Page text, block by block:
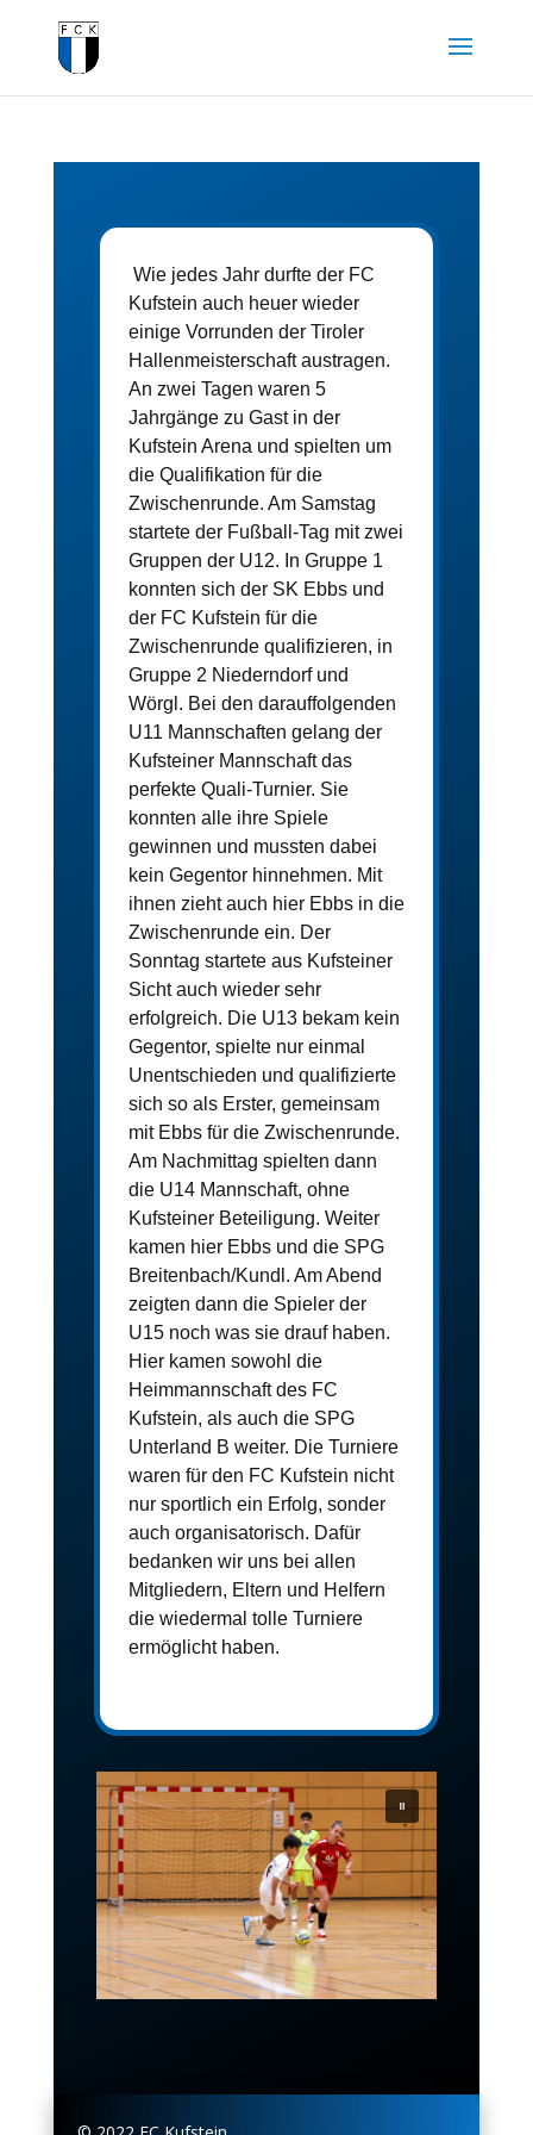
Wie jedes Jahr durfte der FC
Kufstein auch heuer wieder
einige Vorrunden der Tiroler
Hallenmeisterschaft austragen.
An zwei Tagen waren 5
Jahrgänge zu Gast in der
Kufstein Arena und spielten um
die Qualifikation für die
Zwischenrunde. Am Samstag
startete der Fußball-Tag mit zwei
Gruppen der U12. In Gruppe 1
konnten sich der SK Ebbs und
der FC Kufstein für die
Zwischenrunde qualifizieren, in
Gruppe 2 Niederndorf und
Wörgl. Bei den darauffolgenden
U11 Mannschaften gelang der
Kufsteiner Mannschaft das
perfekte Quali-Turnier. Sie
konnten alle ihre Spiele
gewinnen und mussten dabei
kein Gegentor hinnehmen. Mit
ihnen zieht auch hier Ebbs in die
Zwischenrunde ein. Der
Sonntag startete aus Kufsteiner
Sicht auch wieder sehr
erfolgreich. Die U13 bekam kein
Gegentor, spielte nur einmal
Unentschieden und qualifizierte
sich so als Erster, gemeinsam
mit Ebbs für die Zwischenrunde.
Am Nachmittag spielten dann
die U14 Mannschaft, ohne
Kufsteiner Beteiligung. Weiter
kamen hier Ebbs und die SPG
Breitenbach/Kundl. Am Abend
zeigten dann die Spieler der
U15 noch was sie drauf haben.
Hier kamen sowohl die
Heimmannschaft des FC
Kufstein, als auch die SPG
Unterland B weiter. Die Turniere
waren für den FC Kufstein nicht
nur sportlich ein Erfolg, sonder
auch organisatorisch. Dafür
bedanken wir uns bei allen
Mitgliedern, Eltern und Helfern
die wiedermal tolle Turniere
ermöglicht haben.